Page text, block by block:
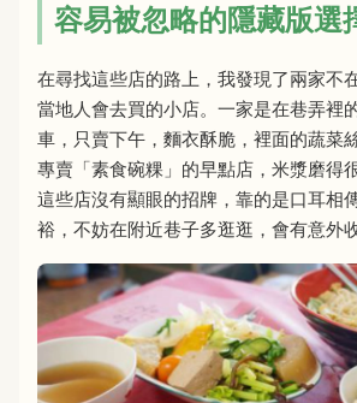
容易被忽略的隱藏版選
在尋找這些店的路上，我發現了兩家不
當地人會去買的小店。一家是在巷弄裡
車，只賣下午，麵衣酥脆，裡面的蔬菜
專賣「素食碗粿」的早點店，米漿磨得
這些店沒有顯眼的招牌，靠的是口耳相
裕，不妨在附近巷子多逛逛，會有意外收